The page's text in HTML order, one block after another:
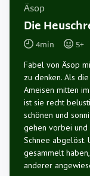
Äsop
Die
4min 5+
Fabel von Äsop
zu denken. Als
Ameisen mitten
ist sie recht
schönen und
gehen vorbei und
Schnee abgelöst.
gesammelt
anderer